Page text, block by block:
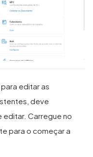
editar as
deve
Carregue no
para o começar a